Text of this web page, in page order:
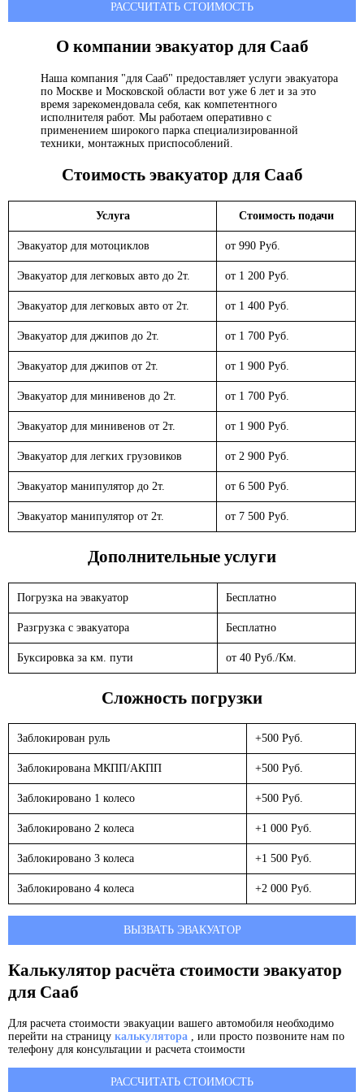
РАССЧИТАТЬ СТОИМОСТЬ
О компании эвакуатор для Сааб
Наша компания "для Сааб" предоставляет услуги эвакуатора
по Москве и Московской области вот уже 6 лет и за это
время зарекомендовала себя, как компетентного
исполнителя работ. Мы работаем оперативно с
применением широкого парка специализированной
техники, монтажных приспособлений.
Стоимость эвакуатор для Сааб
Услуга Стоимость подачи
Эвакуатор для мотоциклов от 990 Руб.
Эвакуатор для легковых авто до 2т. от 1 200 Руб.
Эвакуатор для легковых авто от 2т. от 1 400 Руб.
Эвакуатор для джипов до 2т. от 1 700 Руб.
Эвакуатор для джипов от 2т. от 1 900 Руб.
Эвакуатор для минивенов до 2т. от 1 700 Руб.
Эвакуатор для минивенов от 2т. от 1 900 Руб.
Эвакуатор для легких грузовиков от 2 900 Руб.
Эвакуатор манипулятор до 2т. от 6 500 Руб.
Эвакуатор манипулятор от 2т. от 7 500 Руб.
Дополнительные услуги
Погрузка на эвакуатор Бесплатно
Разгрузка с эвакуатора Бесплатно
Буксировка за км. пути от 40 Руб./Км.
Сложность погрузки
Заблокирован руль +500 Руб.
Заблокирована МКПП/АКПП +500 Руб.
Заблокировано 1 колесо +500 Руб.
Заблокировано 2 колеса +1 000 Руб.
Заблокировано 3 колеса +1 500 Руб.
Заблокировано 4 колеса +2 000 Руб.
ВЫЗВАТЬ ЭВАКУАТОР
Калькулятор расчёта стоимости эвакуатор
для Сааб
Для расчета стоимости эвакуации вашего автомобиля необходимо
перейти на страницу калькулятора , или просто позвоните нам по
телефону для консультации и расчета стоимости
РАССЧИТАТЬ СТОИМОСТЬ